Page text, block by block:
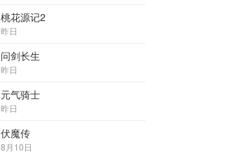
桃花源记2
昨日
问剑长生
昨日
元气骑士
昨日
伏魔传
8月10日